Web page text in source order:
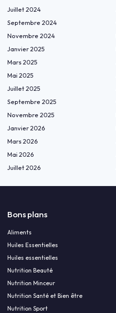
Juillet 2024
Septembre 2024
Novembre 2024
Janvier 2025
Mars 2025
Mai 2025
Juillet 2025
Septembre 2025
Novembre 2025
Janvier 2026
Mars 2026
Mai 2026
Juillet 2026
Bons plans
Aliments
Huiles Essentielles
Huiles essentielles
Nutrition Beauté
Nutrition Minceur
Nutrition Santé et Bien être
Nutrition Sport